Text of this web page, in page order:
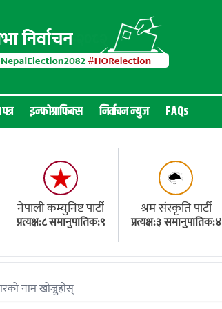
इन्फोग्राफिक्स निर्वाचन न्युज FAQs
नेपाली कम्युनिष्ट पार्टी
प्रत्यक्ष:८ समानुपातिक:९
श्रम संस्कृति पार्टी
प्रत्यक्ष:३ समानुपातिक:४
candidates